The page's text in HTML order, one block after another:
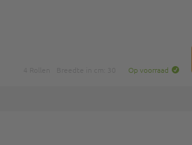
Op voorraad